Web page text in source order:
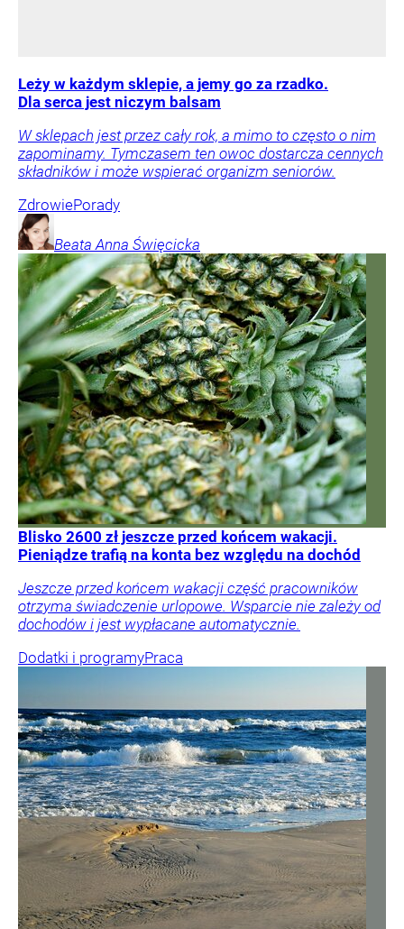
Leży w każdym sklepie, a jemy go za rzadko.
Dla serca jest niczym balsam
W sklepach jest przez cały rok, a mimo to często o nim
zapominamy. Tymczasem ten owoc dostarcza cennych
składników i może wspierać organizm seniorów.
ZdrowiePorady
Beata Anna Święcicka
Blisko 2600 zł jeszcze przed końcem wakacji.
Pieniądze trafią na konta bez względu na dochód
Jeszcze przed końcem wakacji część pracowników
otrzyma świadczenie urlopowe. Wsparcie nie zależy od
dochodów i jest wypłacane automatycznie.
Dodatki i programyPraca